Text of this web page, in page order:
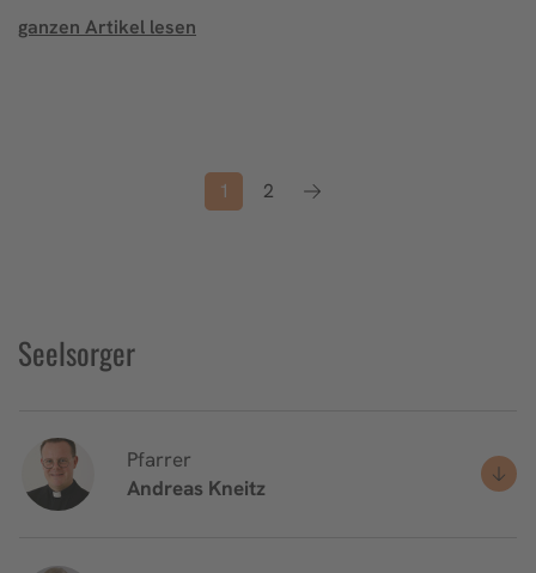
ganzen Artikel lesen
1 2
Seelsorger
Pfarrer
Andreas Kneitz